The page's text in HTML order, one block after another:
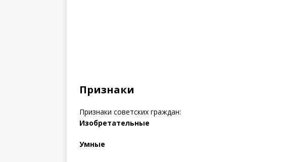
Признаки
Признаки советских граждан:
Изобретательные
Умные